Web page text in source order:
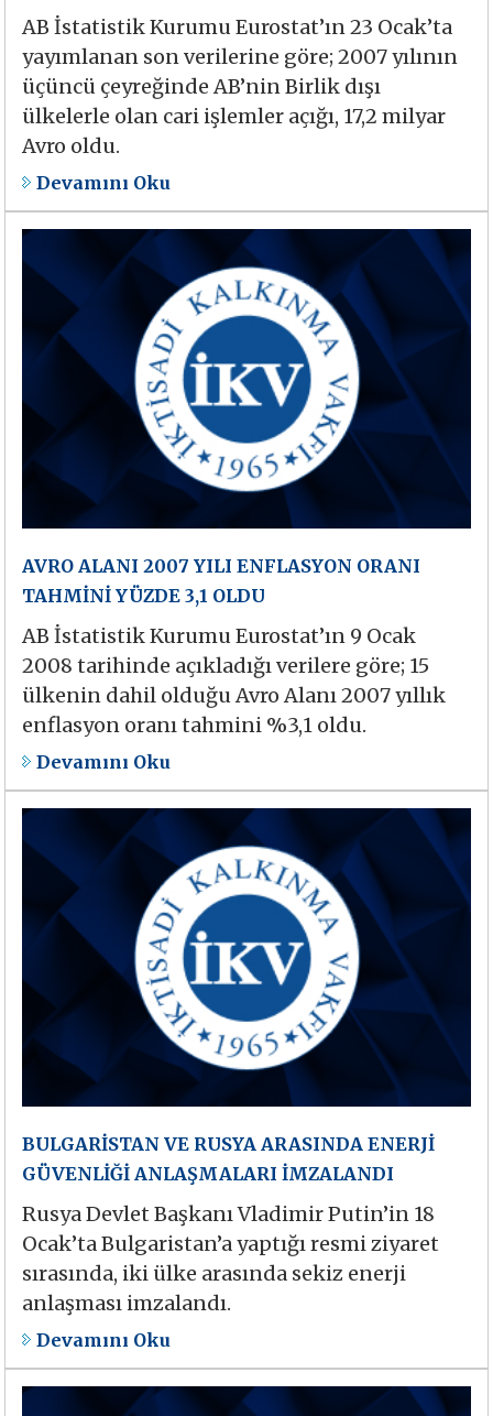
AB İstatistik Kurumu Eurostat’ın 23 Ocak’ta
yayımlanan son verilerine göre; 2007 yılının
üçüncü çeyreğinde AB’nin Birlik dışı
ülkelerle olan cari işlemler açığı, 17,2 milyar
Avro oldu.
Devamını Oku
AVRO ALANI 2007 YILI ENFLASYON ORANI
TAHMİNİ YÜZDE 3,1 OLDU
AB İstatistik Kurumu Eurostat’ın 9 Ocak
2008 tarihinde açıkladığı verilere göre; 15
ülkenin dahil olduğu Avro Alanı 2007 yıllık
enflasyon oranı tahmini %3,1 oldu.
Devamını Oku
BULGARİSTAN VE RUSYA ARASINDA ENERJİ
GÜVENLİĞİ ANLAŞMALARI İMZALANDI
Rusya Devlet Başkanı Vladimir Putin’in 18
Ocak’ta Bulgaristan’a yaptığı resmi ziyaret
sırasında, iki ülke arasında sekiz enerji
anlaşması imzalandı.
Devamını Oku